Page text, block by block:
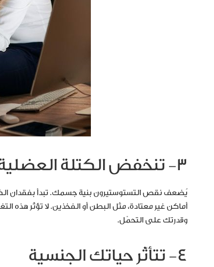
٣- تنخفض الكتلة العضلية وتزداد الدهون
يُضعف نقص التستوستيرون بنية جسمك. تبدأ بفقدان
أماكن غير معتادة، مثل البطن أو الفخذين. لا تؤثّر
وقدرتك على التحمّل.
٤- تتأثّر حياتك الجنسية